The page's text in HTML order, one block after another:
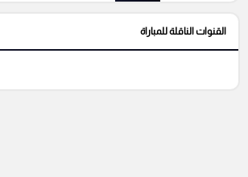
القنوات الناقلة للمباراة